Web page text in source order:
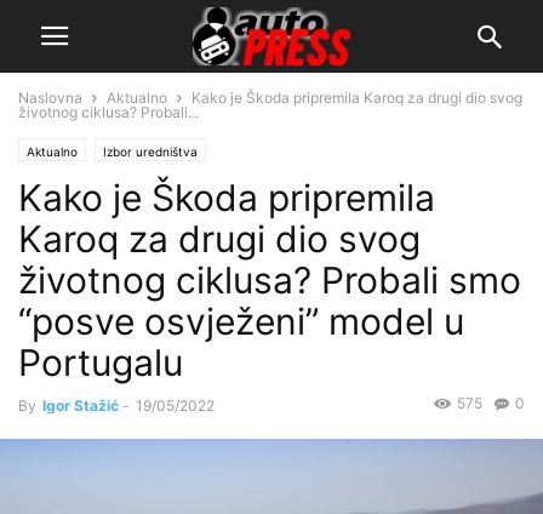
Naslovna Aktualno
Kako je Škoda pripremila Karoq za drugi dio svog
životnog ciklusa? Probali...
Aktualno Izbor uredništva
Kako je Škoda pripremila
Karoq za drugi dio svog
životnog ciklusa? Probali smo
“posve osvježeni” model u
Portugalu
By Igor Stažić - 19/05/2022 0
575